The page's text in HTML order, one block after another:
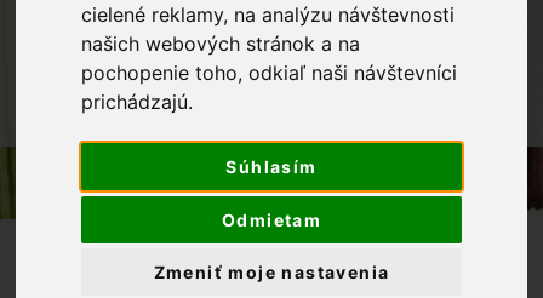
cielené reklamy, na analýzu návštevnosti
našich webových stránok a na
pochopenie toho, odkiaľ naši návštevníci
prichádzajú.
Súhlasím
Odmietam
Zmeniť moje nastavenia
OBCHOD LÁTKY METRÁŽ
BAVLNENÉ LÁTKY
BAVLNENÁ LÁTKA SVETLORUŽOVÁ S